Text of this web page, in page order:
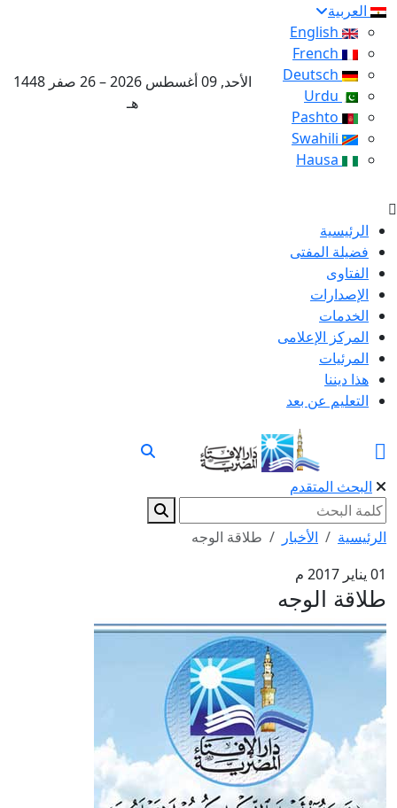
العربية
الأحد, 09 أغسطس 2026 – 26 صفر 1448
هـ
الرئيسية
فضيلة المفتى
الفتاوى
الإصدارات
الخدمات
المركز الإعلامى
المرئيات
هذا ديننا
التعليم عن بعد
البحث المتقدم
الرئيسية الأخبار
طلاقة الوجه
01 يناير 2017 م
طلاقة الوجه